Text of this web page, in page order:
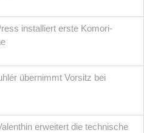
installiert erste Komori-
übernimmt Vorsitz bei
erweitert die technische